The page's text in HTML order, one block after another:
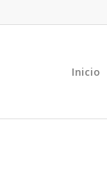
Inicio